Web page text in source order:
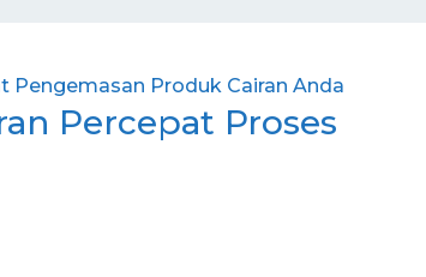
Percepat Proses